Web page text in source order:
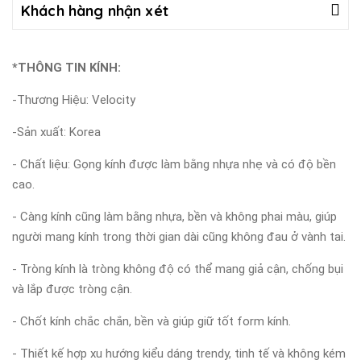
Khách hàng nhận xét
*THÔNG TIN KÍNH:
-Thương Hiệu: Velocity
-Sản xuất: Korea
- Chất liệu: Gọng kính được làm bằng nhựa nhẹ và có độ bền
cao.
- Càng kính cũng làm bằng nhựa, bền và không phai màu, giúp
người mang kính trong thời gian dài cũng không đau ở vành tai.
- Tròng kính là tròng không độ có thể mang giả cận, chống bụi
và lắp được tròng cận.
- Chốt kính chắc chắn, bền và giúp giữ tốt form kính.
- Thiết kế hợp xu hướng kiểu dáng trendy, tinh tế và không kém